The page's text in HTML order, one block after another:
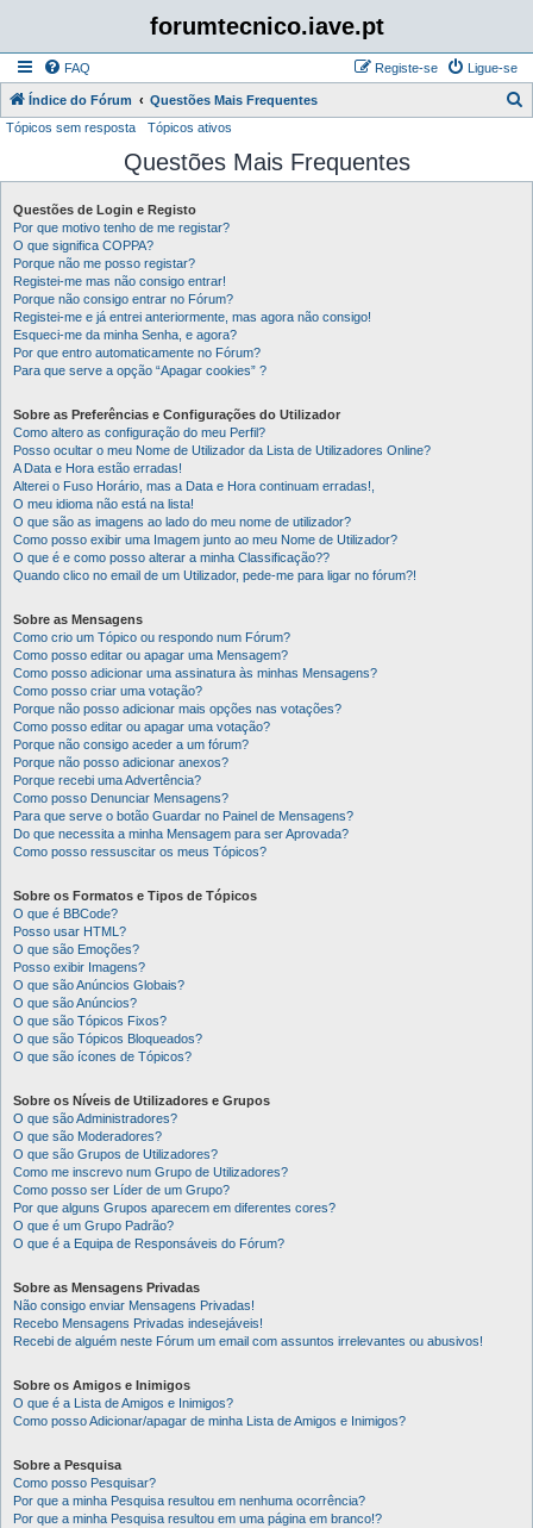
forumtecnico.iave.pt
FAQ Ligue-se
Registe-se
Índice do Fórum Questões Mais Frequentes
q
Tópicos sem resposta Tópicos ativos
Questões Mais Frequentes
Questões de Login e Registo
Por que motivo tenho de me registar?
O que significa COPPA?
Porque não me posso registar?
Registei-me mas não consigo entrar!
Porque não consigo entrar no Fórum?
Registei-me e já entrei anteriormente, mas agora não consigo!
Esqueci-me da minha Senha, e agora?
Por que entro automaticamente no Fórum?
Para que serve a opção “Apagar cookies” ?
Sobre as Preferências e Configurações do Utilizador
Como altero as configuração do meu Perfil?
Posso ocultar o meu Nome de Utilizador da Lista de Utilizadores Online?
A Data e Hora estão erradas!
Alterei o Fuso Horário, mas a Data e Hora continuam erradas!,
O meu idioma não está na lista!
O que são as imagens ao lado do meu nome de utilizador?
Como posso exibir uma Imagem junto ao meu Nome de Utilizador?
O que é e como posso alterar a minha Classificação??
Quando clico no email de um Utilizador, pede-me para ligar no fórum?!
Sobre as Mensagens
Como crio um Tópico ou respondo num Fórum?
Como posso editar ou apagar uma Mensagem?
Como posso adicionar uma assinatura às minhas Mensagens?
Como posso criar uma votação?
Porque não posso adicionar mais opções nas votações?
Como posso editar ou apagar uma votação?
Porque não consigo aceder a um fórum?
Porque não posso adicionar anexos?
Porque recebi uma Advertência?
Como posso Denunciar Mensagens?
Para que serve o botão Guardar no Painel de Mensagens?
Do que necessita a minha Mensagem para ser Aprovada?
Como posso ressuscitar os meus Tópicos?
Sobre os Formatos e Tipos de Tópicos
O que é BBCode?
Posso usar HTML?
O que são Emoções?
Posso exibir Imagens?
O que são Anúncios Globais?
O que são Anúncios?
O que são Tópicos Fixos?
O que são Tópicos Bloqueados?
O que são ícones de Tópicos?
Sobre os Níveis de Utilizadores e Grupos
O que são Administradores?
O que são Moderadores?
O que são Grupos de Utilizadores?
Como me inscrevo num Grupo de Utilizadores?
Como posso ser Líder de um Grupo?
Por que alguns Grupos aparecem em diferentes cores?
O que é um Grupo Padrão?
O que é a Equipa de Responsáveis do Fórum?
Sobre as Mensagens Privadas
Não consigo enviar Mensagens Privadas!
Recebo Mensagens Privadas indesejáveis!
Recebi de alguém neste Fórum um email com assuntos irrelevantes ou abusivos!
Sobre os Amigos e Inimigos
O que é a Lista de Amigos e Inimigos?
Como posso Adicionar/apagar de minha Lista de Amigos e Inimigos?
Sobre a Pesquisa
Como posso Pesquisar?
Por que a minha Pesquisa resultou em nenhuma ocorrência?
Por que a minha Pesquisa resultou em uma página em branco!?